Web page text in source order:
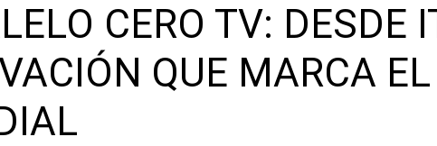
CERO TV: DESDE
QUE MARCA